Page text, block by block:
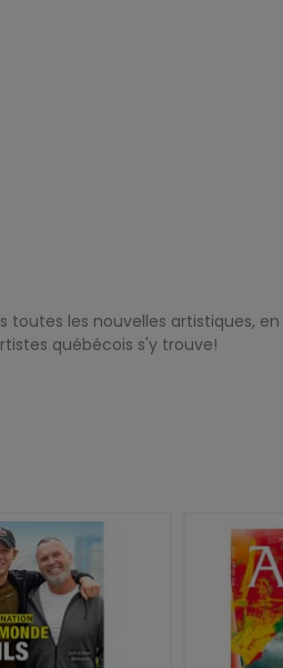
toutes les nouvelles artistiques,
québécois s'y trouve!